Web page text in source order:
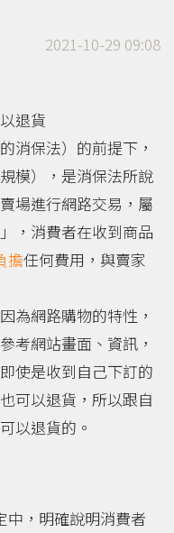
2021-10-29 09:08
退貨
消保法）的前提下，
模），是消保法所說
場進行網路交易，屬
」，消費者在收到商品
擔任何費用，與賣家
為網路購物的特性，
考網站畫面、資訊，
使是收到自己下訂的
可以退貨，所以跟自
以退貨的。
中，明確說明消費者